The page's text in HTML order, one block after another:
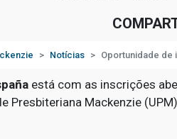
Notícias Oportunidade de
está com as inscrições
Presbiteriana Mackenzie